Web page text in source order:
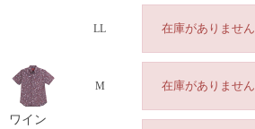
LL 在庫がありません
ワイン
M 在庫がありません